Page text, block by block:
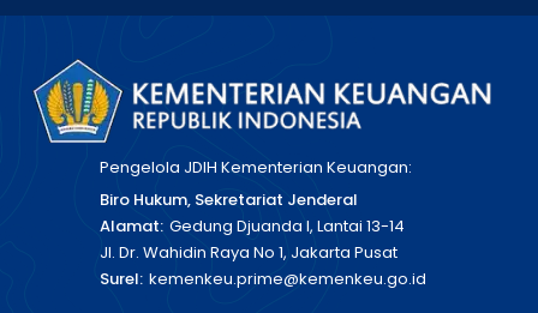
Pengelola JDIH Kementerian Keuangan:
Biro Hukum, Sekretariat Jenderal
Alamat: Gedung Djuanda I, Lantai 13-14
Jl. Dr. Wahidin Raya No 1, Jakarta Pusat
Surel: kemenkeu.prime@kemenkeu.go.id